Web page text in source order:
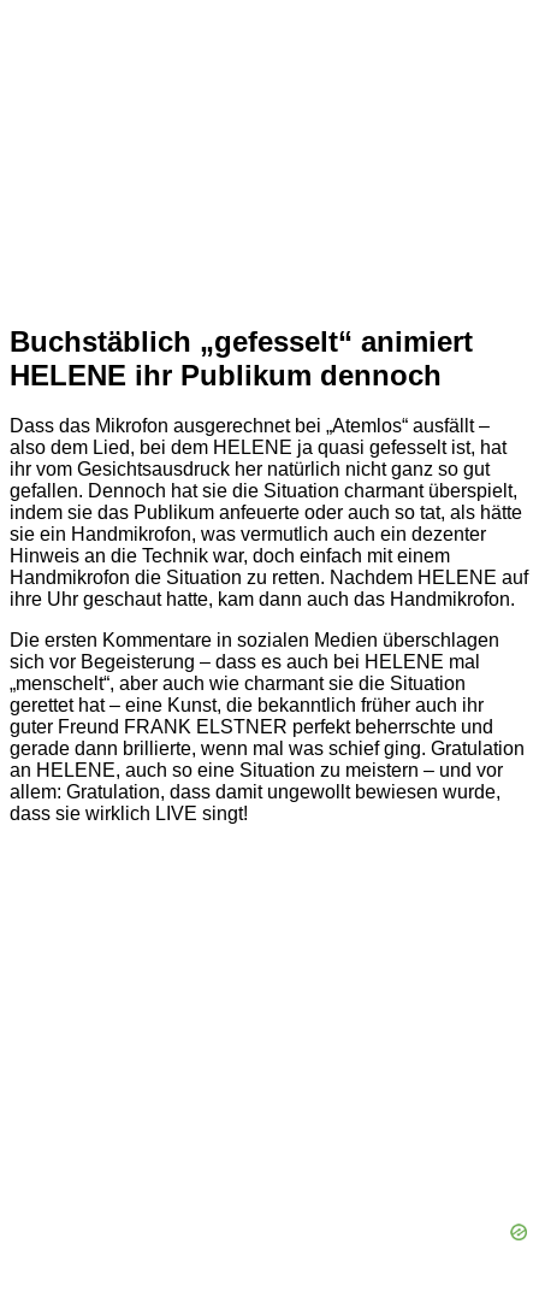
Buchstäblich „gefesselt“ animiert
HELENE ihr Publikum dennoch
Dass das Mikrofon ausgerechnet bei „Atemlos“ ausfällt –
also dem Lied, bei dem HELENE ja quasi gefesselt ist, hat
ihr vom Gesichtsausdruck her natürlich nicht ganz so gut
gefallen. Dennoch hat sie die Situation charmant überspielt,
indem sie das Publikum anfeuerte oder auch so tat, als hätte
sie ein Handmikrofon, was vermutlich auch ein dezenter
Hinweis an die Technik war, doch einfach mit einem
Handmikrofon die Situation zu retten. Nachdem HELENE auf
ihre Uhr geschaut hatte, kam dann auch das Handmikrofon.
Die ersten Kommentare in sozialen Medien überschlagen
sich vor Begeisterung – dass es auch bei HELENE mal
„menschelt“, aber auch wie charmant sie die Situation
gerettet hat – eine Kunst, die bekanntlich früher auch ihr
guter Freund FRANK ELSTNER perfekt beherrschte und
gerade dann brillierte, wenn mal was schief ging. Gratulation
an HELENE, auch so eine Situation zu meistern – und vor
allem: Gratulation, dass damit ungewollt bewiesen wurde,
dass sie wirklich LIVE singt!